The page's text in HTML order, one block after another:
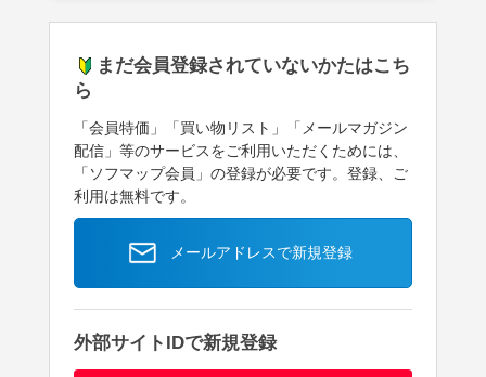
まだ会員登録されていないかたはこち
ら
「会員特価」「買い物リスト」「メールマガジン
配信」等のサービスをご利用いただくためには、
「ソフマップ会員」の登録が必要です。登録、ご
利用は無料です。
メールアドレスで新規登録
外部サイトIDで新規登録